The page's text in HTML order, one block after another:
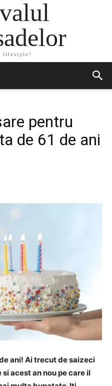
lifestyle!
pentru
de 61 de ani
ani! Ai trecut de saizeci
acest an nou pe care il